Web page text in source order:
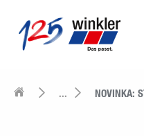
... NOVINKA: